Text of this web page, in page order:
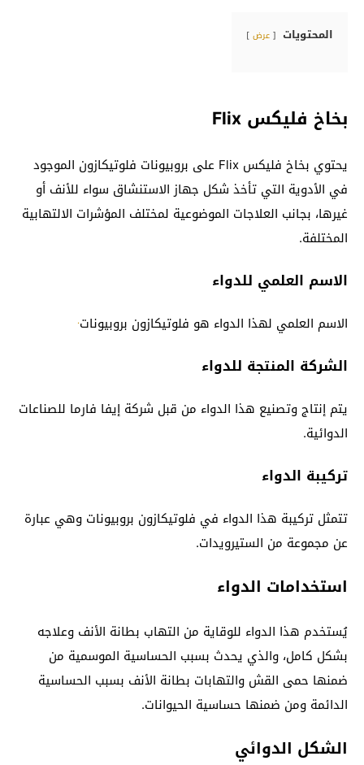
المحتويات عرض
بخاخ فليكس Flix
يحتوي بخاخ فليكس Flix على بروبيونات فلوتيكازون الموجود
في الأدوية التي تأخذ شكل جهاز الاستنشاق سواء للأنف أو
غيرها، بجانب العلاجات الموضوعية لمختلف المؤشرات الالتهابية
المختلفة.
الاسم العلمي للدواء
الاسم العلمي لهذا الدواء هو فلوتيكازون بروبيونات.
الشركة المنتجة للدواء
يتم إنتاج وتصنيع هذا الدواء من قبل شركة إيفا فارما للصناعات
الدوائية.
تركيبة الدواء
تتمثل تركيبة هذا الدواء في فلوتيكازون بروبيونات وهي عبارة
عن مجموعة من الستيرويدات.
استخدامات الدواء
يُستخدم هذا الدواء للوقاية من التهاب بطانة الأنف وعلاجه
بشكل كامل، والذي يحدث بسبب الحساسية الموسمية من
ضمنها حمى القش والتهابات بطانة الأنف بسبب الحساسية
الدائمة ومن ضمنها حساسية الحيوانات.
الشكل الدوائي